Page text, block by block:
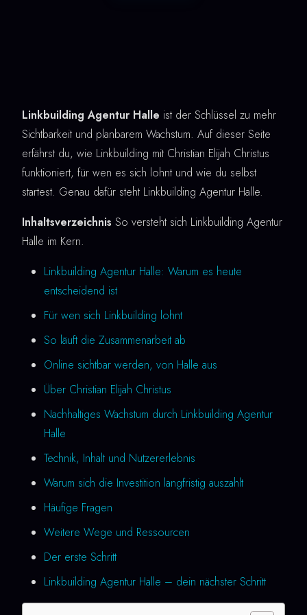
Linkbuilding Agentur Halle ist der Schlüssel zu mehr
Sichtbarkeit und planbarem Wachstum. Auf dieser Seite
erfährst du, wie Linkbuilding mit Christian Elijah Christus
funktioniert, für wen es sich lohnt und wie du selbst
startest. Genau dafür steht Linkbuilding Agentur Halle.
Inhaltsverzeichnis So versteht sich Linkbuilding Agentur
Halle im Kern.
Linkbuilding Agentur Halle: Warum es heute
entscheidend ist
Für wen sich Linkbuilding lohnt
So läuft die Zusammenarbeit ab
Online sichtbar werden, von Halle aus
Über Christian Elijah Christus
Nachhaltiges Wachstum durch Linkbuilding Agentur
Halle
Technik, Inhalt und Nutzererlebnis
Warum sich die Investition langfristig auszahlt
Häufige Fragen
Weitere Wege und Ressourcen
Der erste Schritt
Linkbuilding Agentur Halle – dein nächster Schritt